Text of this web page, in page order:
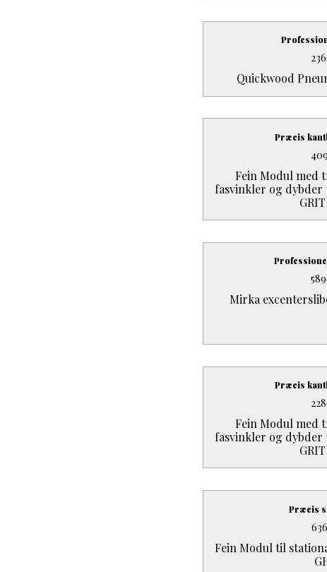
Quickwood
Præcis
Fein Modul med
fasvinkler og
Mirka
Præcis
Fein Modul med
fasvinkler og
Præcis
Fein Modul til